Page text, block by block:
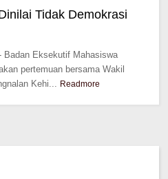
Tidak Demokrasi
Badan Eksekutif Mahasiswa
pertemuan bersama Wakil
Kehi... Readmore